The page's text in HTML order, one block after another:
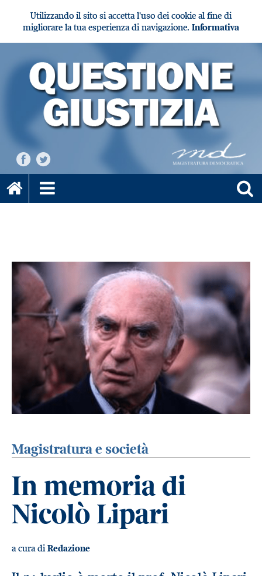
Utilizzando il sito si accetta l'uso dei cookie al fine di
migliorare la tua esperienza di navigazione. Informativa
Magistratura e società
In memoria di
Nicolò Lipari
a cura diRedazione